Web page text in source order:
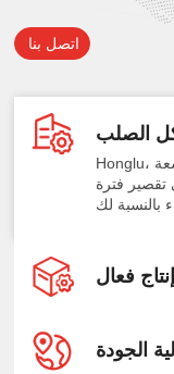
اتصل بنا
الصلب
Honglu، الشركة المصنعة للهيكل الفولاذي بسعة
على تقصير فترة
إنتاج فعال
الجودة